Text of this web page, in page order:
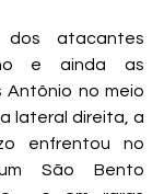
atacantes
e ainda as
Antônio no meio
lateral direita, a
enfrentou no
São Bento